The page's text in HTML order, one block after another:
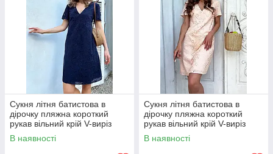
Сукня літня батистова в
дірочку пляжна короткий
рукав вільний крій V-виріз
синя
В наявності
Сукня літня батистова в
дірочку пляжна короткий
рукав вільний крій V-виріз
персикова
В наявності